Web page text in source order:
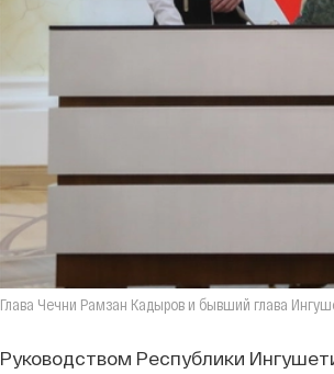
Глава Чечни Рамзан Кадыров и бывший глава
Руководством Республики